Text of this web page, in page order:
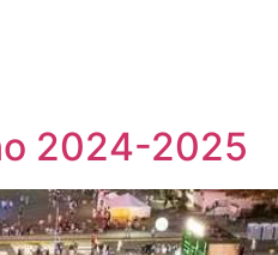
2024-2025